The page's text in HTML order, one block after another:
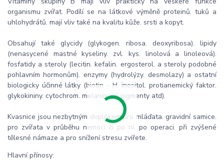
organismu zvířat. Podílí se na látkové výměně proteinů. tuků a
uhlohydrátů. mají vliv také na kvalitu kůže. srsti a kopyt.
Obsahují také glycidy (glykogen. ribosa. deoxyribosa). lipidy
(nenasycené mastné kyseliny. zvl. kys. linolová a linoleová).
fosfatidy a steroly (lecitin. kefalin. ergosterol. a steroly podobné
pohlavním hormonům). enzymy (hydrolýzy. desmolazy) a ostatní
biologicky účinné látky (biotin - H. inositol. protianemický faktor.
glykokininy. cytochrom. melaninové pigmenty atd).
Kvasnice jsou nezbytným doplňkem pro mláďata. gravidní samice.
pro zvířata v průběhu nemoci či po ní. po operaci. při zvýšené
tělesné námaze a pro snížení stresu zvířete.
Hlavní přínosy: